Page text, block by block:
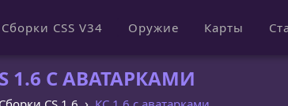
Сборки CSS V34 Оружие Карты
1.6 С АВАТАРКАМИ